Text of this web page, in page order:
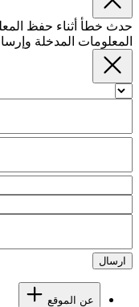
حدث خطأ أثناء حفظ
المعلومات المدخلة
ارسال
عن الموقع